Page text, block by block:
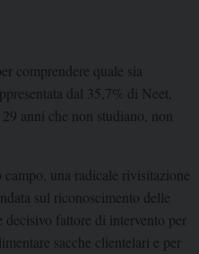
comprendere quale sia
dal 35,7% di Neet,
anni che non studiano, non
una radicale rivisitazione
sul riconoscimento delle
decisivo fattore di intervento per
sacche clientelari e per